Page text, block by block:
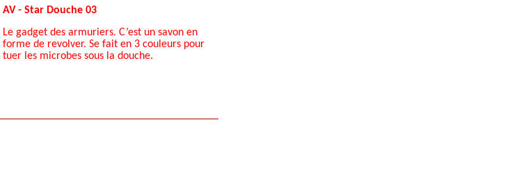
AV - Star Douche 03
Le gadget des armuriers. C’est un savon en
forme de revolver. Se fait en 3 couleurs pour
tuer les microbes sous la douche.